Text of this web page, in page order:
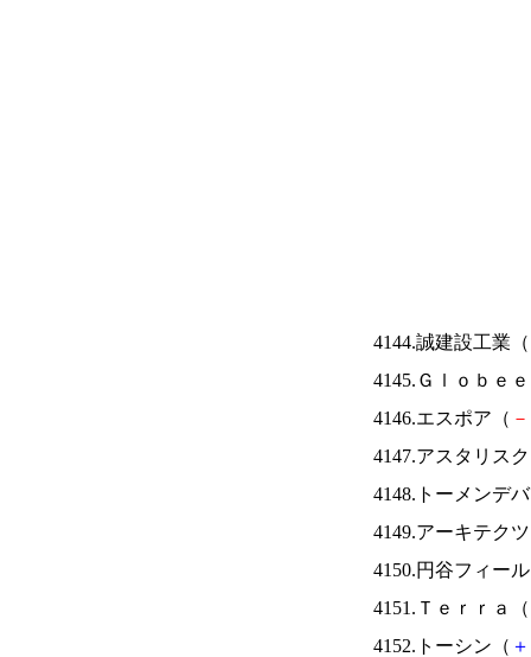
4144.誠建設工業（
4145.Ｇｌｏｂｅ
4146.エスポア（ －
4147.アスタリス
4148.トーメンデ
4149.アーキテク
4150.円谷フィー
4151.Ｔｅｒｒａ（
4152.トーシン（ ＋